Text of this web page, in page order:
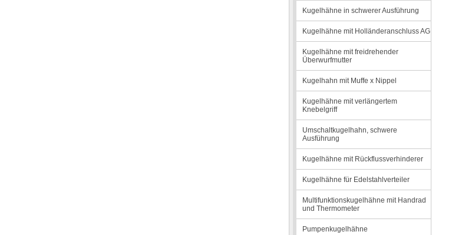
Kugelhähne in schwerer Ausführung
Kugelhähne mit Holländeranschluss AG
Kugelhähne mit freidrehender
Überwurfmutter
Kugelhahn mit Muffe x Nippel
Kugelhähne mit verlängertem
Knebelgriff
Umschaltkugelhahn, schwere
Ausführung
Kugelhähne mit Rückflussverhinderer
Kugelhähne für Edelstahlverteiler
Multifunktionskugelhähne mit Handrad
und Thermometer
Pumpenkugelhähne